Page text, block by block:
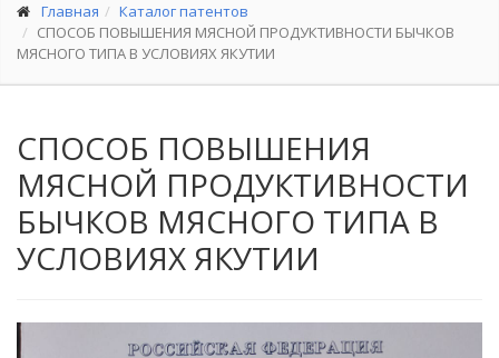
Главная
Каталог патентов
СПОСОБ ПОВЫШЕНИЯ МЯСНОЙ ПРОДУКТИВНОСТИ БЫЧКОВ
МЯСНОГО ТИПА В УСЛОВИЯХ ЯКУТИИ
СПОСОБ ПОВЫШЕНИЯ
МЯСНОЙ ПРОДУКТИВНОСТИ
БЫЧКОВ МЯСНОГО ТИПА В
УСЛОВИЯХ ЯКУТИИ